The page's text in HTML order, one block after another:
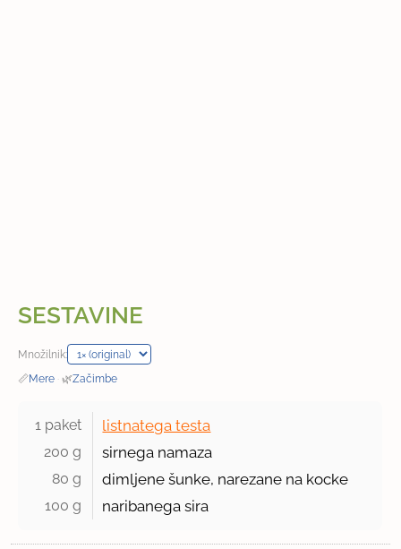
SESTAVINE
Množilnik:
📏Mere · 🌿Začimbe
1 paket listnatega testa
200 g sirnega namaza
80 g dimljene šunke, narezane na kocke
100 g naribanega sira